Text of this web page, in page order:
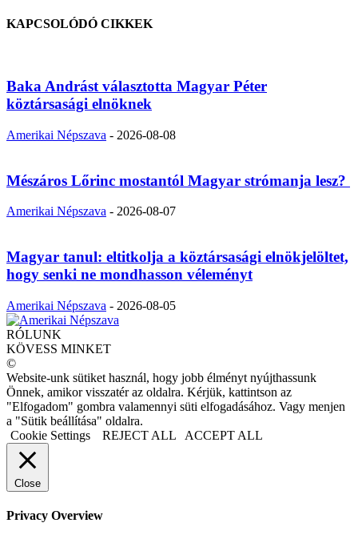
KAPCSOLÓDÓ CIKKEK
Baka Andrást választotta Magyar Péter
köztársasági elnöknek
Amerikai Népszava - 2026-08-08
Mészáros Lőrinc mostantól Magyar strómanja lesz?
Amerikai Népszava - 2026-08-07
Magyar tanul: eltitkolja a köztársasági elnökjelöltet,
hogy senki ne mondhasson véleményt
Amerikai Népszava - 2026-08-05
RÓLUNK
KÖVESS MINKET
©
Website-unk sütiket használ, hogy jobb élményt nyújthassunk
Önnek, amikor visszatér az oldalra. Kérjük, kattintson az
"Elfogadom" gombra valamennyi süti elfogadásához. Vagy menjen
a "Sütik beállítása" oldalra.
Cookie Settings
REJECT ALL ACCEPT ALL
Close
Privacy Overview